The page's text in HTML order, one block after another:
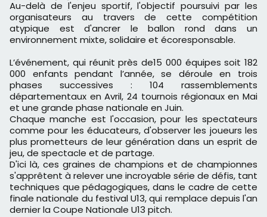
Au-delà de l'enjeu sportif, l'objectif poursuivi par les
organisateurs au travers de cette compétition
atypique est d'ancrer le ballon rond dans un
environnement mixte, solidaire et écoresponsable.
L’événement, qui réunit près de15 000 équipes soit 182
000 enfants pendant l’année, se déroule en trois
phases successives : 104 rassemblements
départementaux en Avril, 24 tournois régionaux en Mai
et une grande phase nationale en Juin.
Chaque manche est l'occasion, pour les spectateurs
comme pour les éducateurs, d'observer les joueurs les
plus prometteurs de leur génération dans un esprit de
jeu, de spectacle et de partage.
D'ici là, ces graines de champions et de championnes
s'apprêtent à relever une incroyable série de défis, tant
techniques que pédagogiques, dans le cadre de cette
finale nationale du festival U13, qui remplace depuis l'an
dernier la Coupe Nationale U13 pitch.